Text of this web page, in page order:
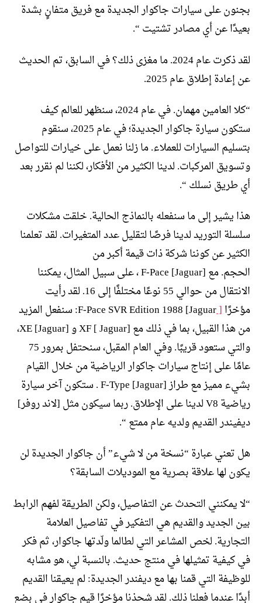
بجنون على سيارات جاكوار الجديدة مع فريق متفانٍ بشدة
بعيدًا عن أي مصادر تشتيت “.
لقد ذكرت عام 2024. ما مغزى ذلك؟ في السابق، تم الحديث
عن إعادة إطلاق عام 2025.
“كلا العامين مهمان. في عام 2024، سنظهر للعالم كيف
ستكون سيارة جاكوار الجديدة؛ في عام 2025، سنقوم
بتسليم السيارات للعملاء. ما زلنا نعمل على خيارات للتواصل
وتسويق المركبات. لدينا الكثير من الأفكار، لكننا لم نقرر بعد
أي طريق نسلك “.
هذا يشير إلى ما سنفعله بالنماذج الحالية. خلقت مشكلات
سلسلة التوريد لدينا فرصًا لتقليل عدد المتغيرات. لقد تعلمنا
الكثير عن كوننا شركة ذات قيمة أكبر من
الحجم. مع [Jaguar] F-Pace ، على سبيل المثال، يمكننا
الانتقال من حوالي 55 نوعًا مختلفًا إلى 16. لقد رأيت
مؤخرًا[
Jaguar] F-Pace SVR Edition 1988: سنفعل المزيد
من هذا القبيل، بما في ذلك مع [Jaguar ] XF و [Jaguar] XE،
والتي ستعود قريبًا. وفي العام المقبل، سنحتفل بمرور 75
عامًا على إنتاج سيارات جاكوار الرياضية من خلال القيام
بشيء مميز مع طراز [Jaguar] F-Type . ستكون آخر سيارة
رياضية V8 لدينا على الإطلاق. ربما سيكون مثل [لاند روفر]
ديفيندر القديم ولديه عام ممتع “.
هل تعني عبارة “نسخة من لا شيء” أن جاكوار الجديدة لن
يكون لها علاقة بصرية مع الموديلات السابقة؟
“لا يمكنني التحدث عن التفاصيل، ولكن الطريقة لفهم الرابط
بين الجديد والقديم هي التفكير في تفاصيل العلامة
التجارية. لخص المشاعر التي لطالما ولّدتها جاكوار، ثم فكر
في كيفية تمثيلها في منتج حديث. بالنسبة لي، هو مشابه
للوظيفة التي قمنا بها مع ديفندر الجديدة: لم يعيقنا القديم
أبدًا عندما فعلنا ذلك. لقد شحذنا مؤخرًا قيم جاكوار في بضع